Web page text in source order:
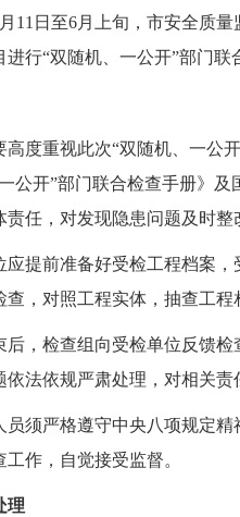
11日至6月上旬，市安全质
行“双随机、一公开”部门联
高度重视此次“双随机、一公
公开”部门联合检查手册》
任，对发现隐患问题及时整
应提前准备好受检工程档案
，对照工程实体，抽查工程
后，检查组向受检单位反馈
法依规严肃处理，对相关责
员须严格遵守中央八项规定
作，自觉接受监督。
理